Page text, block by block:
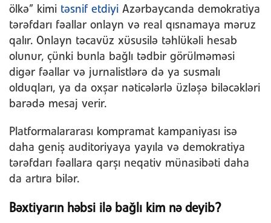
ölkə” kimi təsnif etdiyi Azərbaycanda demokratiya
tərəfdarı fəallar onlayn və real qısnamaya məruz
qalır. Onlayn təcavüz xüsusilə təhlükəli hesab
olunur, çünki bunla bağlı tədbir görülməməsi
digər fəallar və jurnalistlərə də ya susmalı
olduqları, ya da oxşar nəticələrlə üzləşə biləcəkləri
barədə mesaj verir.
Platformalararası kompramat kampaniyası isə
daha geniş auditoriyaya yayıla və demokratiya
tərəfdarı fəallara qarşı neqativ münasibəti daha
da artıra bilər.
Bəxtiyarın həbsi ilə bağlı kim nə deyib?